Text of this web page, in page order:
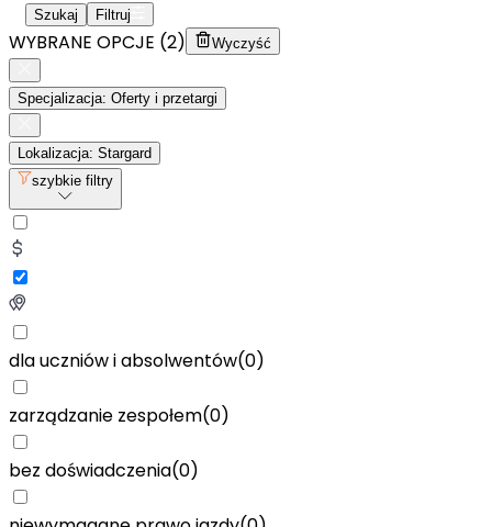
Szukaj
Filtruj
WYBRANE OPCJE (2) Wyczyść
Specjalizacja: Oferty i przetargi
Lokalizacja: Stargard
szybkie filtry
dla uczniów i absolwentów(0)
zarządzanie zespołem(0)
bez doświadczenia(0)